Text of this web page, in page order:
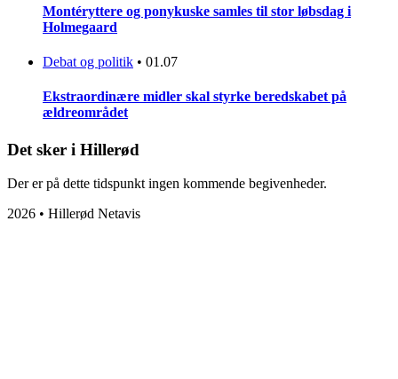
Montéryttere og ponykuske samles til stor løbsdag i
Holmegaard
Debat og politik • 01.07
Ekstraordinære midler skal styrke beredskabet på
ældreområdet
Det sker i Hillerød
Der er på dette tidspunkt ingen kommende begivenheder.
2026 • Hillerød Netavis